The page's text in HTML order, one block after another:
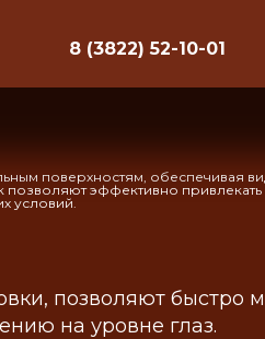
8 (3822) 52-10-01
поверхностям, обеспечивая
позволяют эффективно
условий.
позволяют быстро
на уровне глаз.